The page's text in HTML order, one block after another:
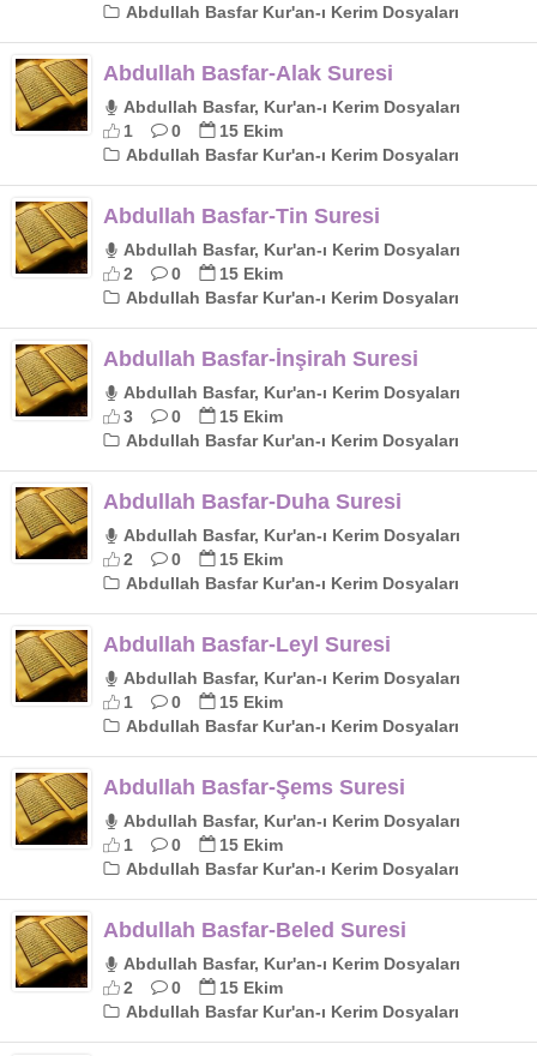
Abdullah Basfar Kur'an-ı Kerim Dosyaları
Abdullah Basfar-Alak Suresi
Abdullah Basfar, Kur'an-ı Kerim Dosyaları
1
0
15 Ekim
Abdullah Basfar Kur'an-ı Kerim Dosyaları
Abdullah Basfar-Tin Suresi
Abdullah Basfar, Kur'an-ı Kerim Dosyaları
2
0
15 Ekim
Abdullah Basfar Kur'an-ı Kerim Dosyaları
Abdullah Basfar-İnşirah Suresi
Abdullah Basfar, Kur'an-ı Kerim Dosyaları
3
0
15 Ekim
Abdullah Basfar Kur'an-ı Kerim Dosyaları
Abdullah Basfar-Duha Suresi
Abdullah Basfar, Kur'an-ı Kerim Dosyaları
2
0
15 Ekim
Abdullah Basfar Kur'an-ı Kerim Dosyaları
Abdullah Basfar-Leyl Suresi
Abdullah Basfar, Kur'an-ı Kerim Dosyaları
1
0
15 Ekim
Abdullah Basfar Kur'an-ı Kerim Dosyaları
Abdullah Basfar-Şems Suresi
Abdullah Basfar, Kur'an-ı Kerim Dosyaları
1
0
15 Ekim
Abdullah Basfar Kur'an-ı Kerim Dosyaları
Abdullah Basfar-Beled Suresi
Abdullah Basfar, Kur'an-ı Kerim Dosyaları
2
0
15 Ekim
Abdullah Basfar Kur'an-ı Kerim Dosyaları